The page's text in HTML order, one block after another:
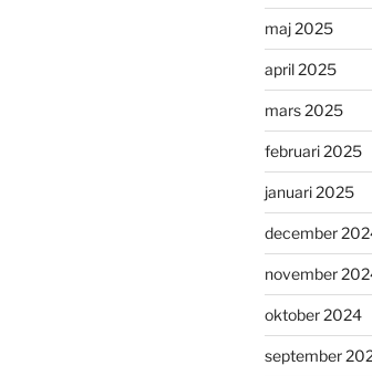
maj 2025
april 2025
mars 2025
februari 2025
januari 2025
december
november
oktober 2024
september